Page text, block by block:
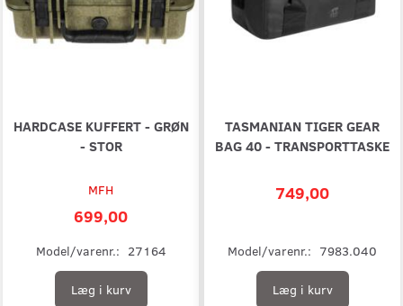
HARDCASE KUFFERT - GRØN
- STOR
MFH
699,00
Model/varenr.: 27164
Læg i kurv
TASMANIAN TIGER GEAR
BAG 40 - TRANSPORTTASKE
749,00
Model/varenr.: 7983.040
Læg i kurv